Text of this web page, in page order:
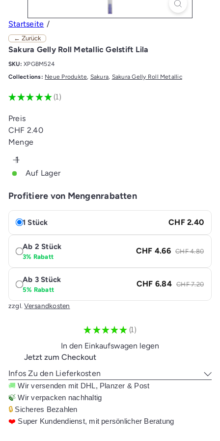
Startseite
← Zurück
Sakura Gelly Roll Metallic Gelstift Lila
SKU: XPGBM524
Collections: Neue Produkte, Sakura, Sakura Gelly Roll Metallic
★ ★ ★ ★ ★ 1
1
Preis
Normaler
Preis
CHF 2.40
Menge
Auf Lager
Profitiere von Mengenrabatten
1 Stück CHF 2.40
Ab 2 Stück
3% Rabatt
CHF 4.66 CHF 4.80
Ab 3 Stück
5% Rabatt
CHF 6.84 CHF 7.20
zzgl.Versandkosten
★ ★ ★ ★ ★ 1
1
In den Einkaufswagen legen
Jetzt zum Checkout
Infos Zu den Lieferkosten
🚚 Wir versenden mit DHL, Planzer & Post
🍃 Wir verpacken nachhaltig
🔒 Sicheres Bezahlen
❤️ Super Kundendienst, mit persönlicher Beratung